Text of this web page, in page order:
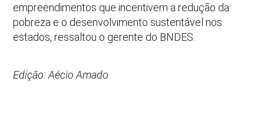
empreendimentos que incentivem a redução da
pobreza e o desenvolvimento sustentável nos
estados, ressaltou o gerente do BNDES.
Edição: Aécio Amado